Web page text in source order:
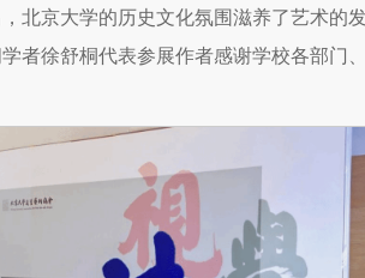
北京大学的历史文化氛围滋养了艺术的
者徐舒桐代表参展作者感谢学校各部门